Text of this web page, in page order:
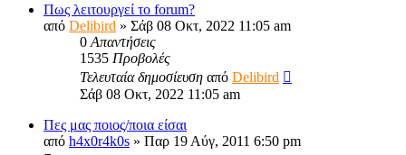
Πως λειτουργεί το forum?
από Delibird » Σάβ 08 Οκτ, 2022 11:05 am
0 Απαντήσεις
1535 Προβολές
Τελευταία δημοσίευση από Delibird
Σάβ 08 Οκτ, 2022 11:05 am
Πες μας ποιος/ποια είσαι
από h4x0r4k0s » Παρ 19 Αύγ, 2011 6:50 pm